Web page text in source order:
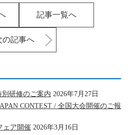
記事一覧へ
の記事へ
別研修のご案内 2026年7月27日
CONTEST / 全国大会開催のご報
ェア開催 2026年3月16日